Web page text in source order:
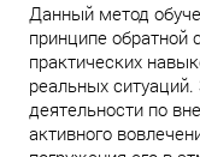
Данный метод
принципе обратной
практических
реальных
деятельности по
активного